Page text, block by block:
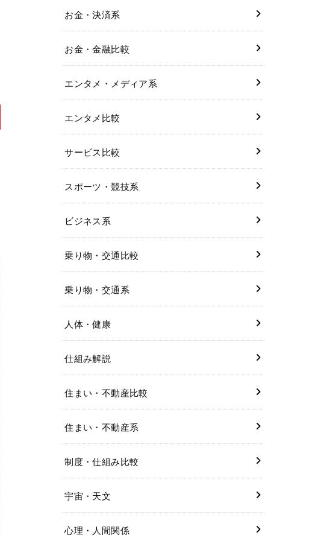
お金・決済系
お金・金融比較
エンタメ・メディア系
エンタメ比較
サービス比較
スポーツ・競技系
ビジネス系
乗り物・交通比較
乗り物・交通系
人体・健康
仕組み解説
住まい・不動産比較
住まい・不動産系
制度・仕組み比較
宇宙・天文
心理・人間関係